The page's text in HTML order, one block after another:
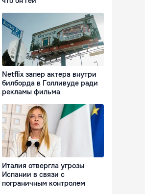
Netflix запер актера внутри
билборда в Голливуде ради
рекламы фильма
Италия отвергла угрозы
Испании в связи с
пограничным контролем